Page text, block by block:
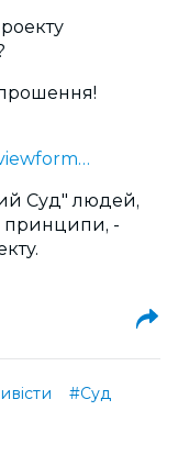
iewform…
Суд" людей,
принципи, -
#Суд